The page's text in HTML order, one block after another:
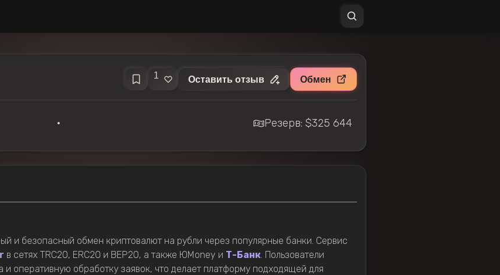
1 Оставить отзыв Обмен
• Резерв: $325 644
и безопасный обмен криптовалют на рубли через популярные банки. Сервис
в сетях TRC20, ERC20 и BEP20, а также ЮMoney и Т-Банк. Пользователи
оперативную обработку заявок, что делает платформу подходящей для